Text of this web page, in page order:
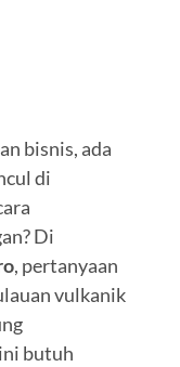
bisnis, ada
di
Di
, pertanyaan
vulkanik
butuh